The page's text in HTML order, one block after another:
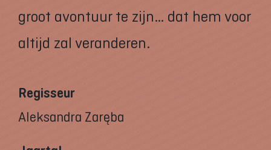
groot avontuur te zijn… dat hem voor
altijd zal veranderen.
Regisseur
Aleksandra Zaręba